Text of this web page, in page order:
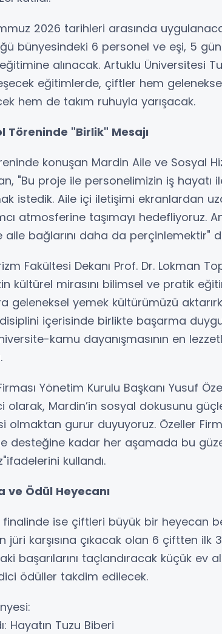
2026 tarihleri arasında
bünyesindeki 6 personel ve eşi, 5
alınacak. Artuklu Üniversitesi
eğitimlerde, çiftler hem
hem de takım ruhuyla yarışacak.
Töreninde "Birlik" Mesajı
konuşan Mardin Aile ve Sosyal
"Bu proje ile personelimizin iş hayatı
istedik. Aile içi iletişimi ekranlardan
atmosferine taşımayı hedefliyoruz.
aile bağlarını daha da perçinlemektir"
Fakültesi Dekanı Prof. Dr. Lokman
kültürel mirasını bilimsel ve pratik
geleneksel yemek kültürümüzü
içerisinde birlikte başarma
kamu dayanışmasının en
Yönetim Kurulu Başkanı Yusuf
olarak, Mardin’in sosyal dokusunu
olmaktan gurur duyuyoruz. Özeller
desteğine kadar her aşamada bu
kullandı.
ve Ödül Heyecanı
finalinde ise çiftleri büyük bir heyecan
jüri karşısına çıkacak olan 6 çiftten ilk
başarılarını taçlandıracak küçük ev
ödüller takdim edilecek.
Hayatın Tuzu Biberi